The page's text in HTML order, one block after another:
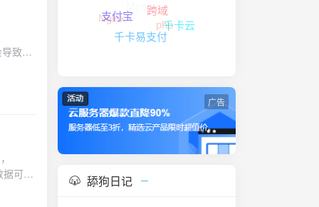
可能
php千卡云
千卡易支付
Nginx 跨域
支付宝
广告
舔狗日记